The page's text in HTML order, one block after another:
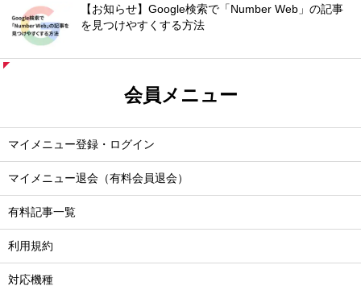
【お知らせ】Google検索で「Number Web」の記事
を見つけやすくする方法
会員メニュー
マイメニュー登録・ログイン
マイメニュー退会（有料会員退会）
有料記事一覧
利用規約
対応機種